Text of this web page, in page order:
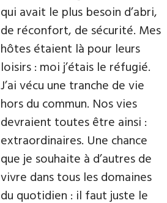
qui avait le plus besoin d’abri,
de réconfort, de sécurité. Mes
hôtes étaient là pour leurs
loisirs : moi j’étais le réfugié.
J’ai vécu une tranche de vie
hors du commun. Nos vies
devraient toutes être ainsi :
extraordinaires. Une chance
que je souhaite à d’autres de
vivre dans tous les domaines
du quotidien : il faut juste le